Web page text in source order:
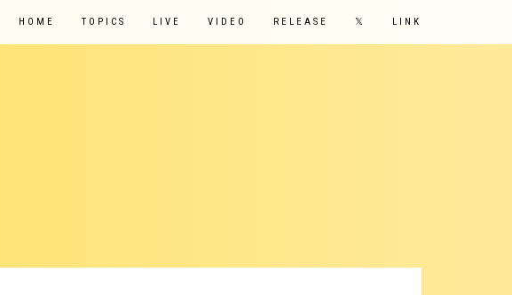
HOME TOPICS LIVE VIDEO RELEASE 𝕏 LINK